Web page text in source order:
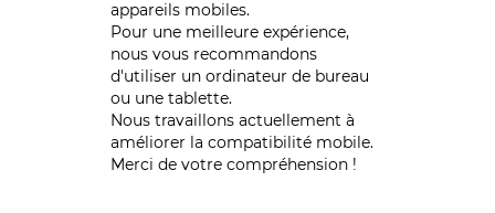
appareils mobiles.
Pour une meilleure expérience,
nous vous recommandons
d'utiliser un ordinateur de bureau
ou une tablette.
Nous travaillons actuellement à
améliorer la compatibilité mobile.
Merci de votre compréhension !